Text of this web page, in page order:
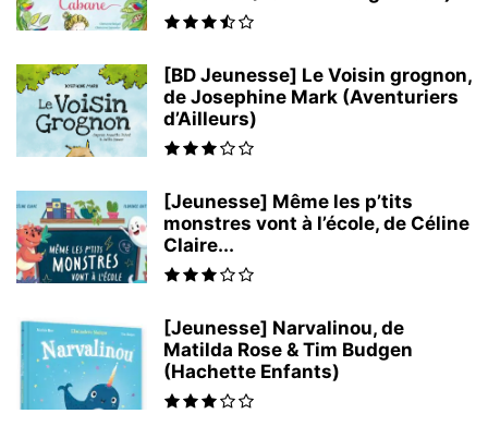
[BD Jeunesse] Le Voisin grognon,
de Josephine Mark (Aventuriers
d’Ailleurs)
[Jeunesse] Même les p’tits
monstres vont à l’école, de Céline
Claire...
[Jeunesse] Narvalinou, de
Matilda Rose & Tim Budgen
(Hachette Enfants)